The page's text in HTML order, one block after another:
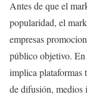
Antes de que el
popularidad, el
empresas
público objetivo.
implica plataformas
de difusión, medios